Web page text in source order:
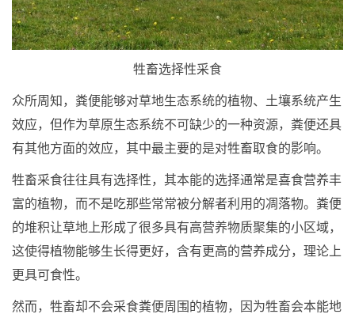
牲畜选择性采食
众所周知，粪便能够对草地生态系统的植物、土壤系统产生
效应，但作为草原生态系统不可缺少的一种资源，粪便还具
有其他方面的效应，其中最主要的是对牲畜取食的影响。
牲畜采食往往具有选择性，其本能的选择通常是喜食营养丰
富的植物，而不是吃那些常常被分解者利用的凋落物。粪便
的堆积让草地上形成了很多具有高营养物质聚集的小区域，
这使得植物能够生长得更好，含有更高的营养成分，理论上
更具可食性。
然而，牲畜却不会采食粪便周围的植物，因为牲畜会本能地